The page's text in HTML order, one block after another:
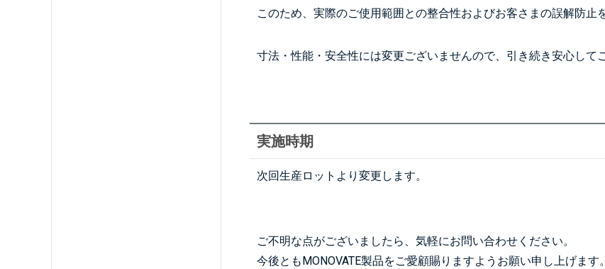
このため、実際のご使用範囲との整合性およびお客さまの誤解防
寸法・性能・安全性には変更ございませんので、引き続き安心して
実施時期
次回生産ロットより変更します。
ご不明な点がございましたら、気軽にお問い合わせください。
今後ともMONOVATE製品をご愛顧賜りますようお願い申し上げます。